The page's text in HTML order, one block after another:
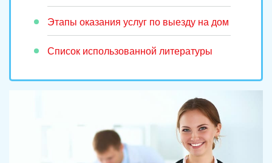
Этапы оказания услуг по выезду на дом
Список использованной литературы